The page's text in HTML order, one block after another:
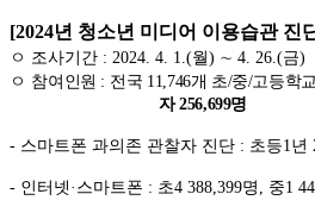
[2024년 청소년 미디어 이용습관 진
ㅇ 조사기간 : 2024. 4. 1.(월) ∼4. 26.(금)
ㅇ 참여인원 : 전국 11,746개 초/중/고등학
자256,699명
- 스마트폰 과의존 관찰자 진단 : 초등1년
- 인터넷 · 스마트폰 : 초4 388,399명 , 중1